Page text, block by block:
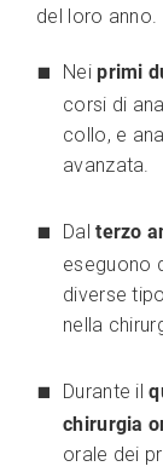
del loro anno.
Neiprimi
corsi di
collo, e
avanzata.
Dalterzo
eseguono
diverse
nella
Durante il
chirurgia
orale dei